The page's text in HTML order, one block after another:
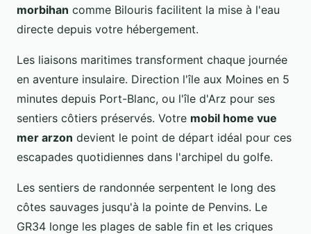
morbihan comme Bilouris facilitent la mise à l'eau
directe depuis votre hébergement.
Les liaisons maritimes transforment chaque journée
en aventure insulaire. Direction l'île aux Moines en 5
minutes depuis Port-Blanc, ou l'île d'Arz pour ses
sentiers côtiers préservés. Votre mobil home vue
mer arzon devient le point de départ idéal pour ces
escapades quotidiennes dans l'archipel du golfe.
Les sentiers de randonnée serpentent le long des
côtes sauvages jusqu'à la pointe de Penvins. Le
GR34 longe les plages de sable fin et les criques